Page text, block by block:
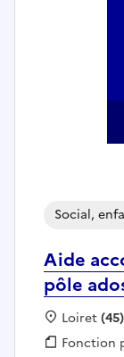
Aide
pôle
Social,
Loiret(45)
Fonction
Fonction